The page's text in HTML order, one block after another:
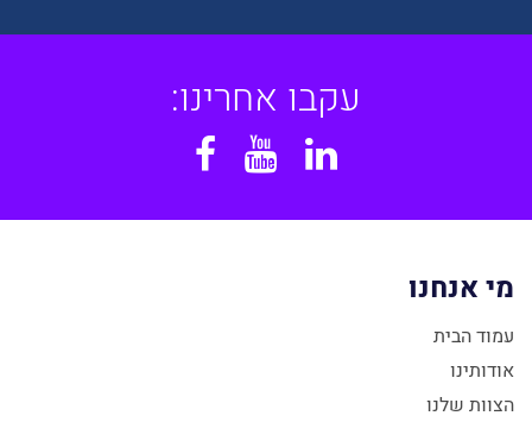
עקבו אחרינו:
Linkedin
YouTube
מי אנחנו
עמוד הבית
אודותינו
הצוות שלנו